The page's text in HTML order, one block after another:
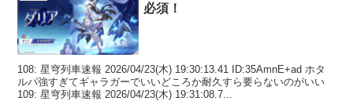
必須！
108: 星穹列車速報 2026/04/23(木) 19:30:13.41 ID:35AmnE+ad ホタ
ルパ強すぎてギャラガーでいいどころか耐久すら要らないのがいい
109: 星穹列車速報 2026/04/23(木) 19:31:08.7...